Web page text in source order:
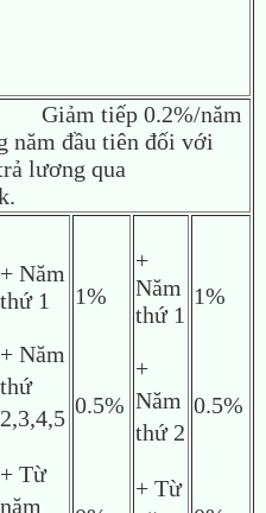
0.2%/năm
năm đầu tiên đối với
lương qua
+ Năm
thứ 1
+ Năm
thứ
2,3,4,5
+ Từ
năm
1%
0.5%
+
Năm
thứ 1
+
Năm
thứ 2
+ Từ
1%
0.5%